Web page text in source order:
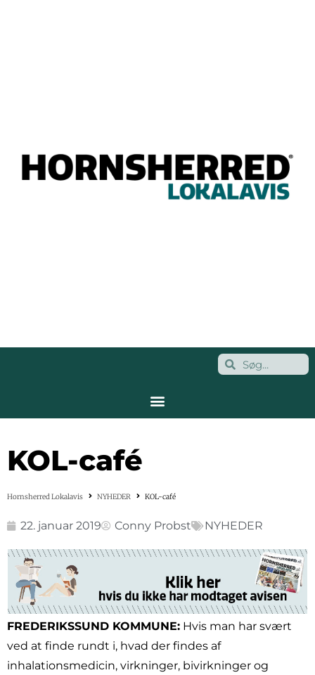
KOL-café
Hornsherred Lokalavis NYHEDER KOL-café
22. januar 2019 Conny Probst NYHEDER
FREDERIKSSUND KOMMUNE: Hvis man har svært
ved at finde rundt i, hvad der findes af
inhalationsmedicin, virkninger, bivirkninger og